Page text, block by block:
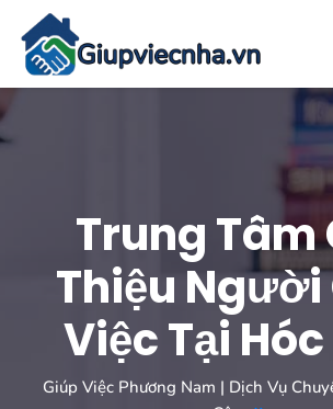
Trung Tâm
Thiệu Người
Việc Tại
Giúp Việc Phương Nam | Dịch Vụ